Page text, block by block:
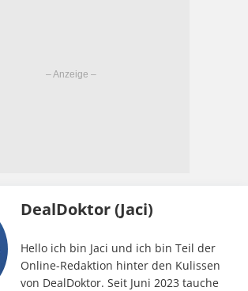
DealDoktor (Jaci)
Hello ich bin Jaci und ich bin Teil der
Online-Redaktion hinter den Kulissen
von DealDoktor. Seit Juni 2023 tauche